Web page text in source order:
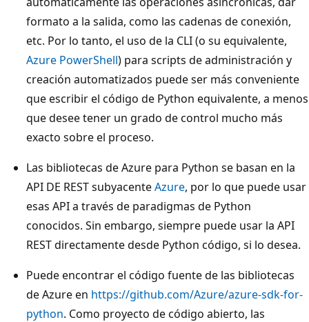
formato a la salida, como las cadenas de conexión,
etc. Por lo tanto, el uso de la CLI (o su equivalente,
Azure PowerShell) para scripts de administración y
creación automatizados puede ser más conveniente
que escribir el código de Python equivalente, a menos
que desee tener un grado de control mucho más
exacto sobre el proceso.
Las bibliotecas de Azure para Python se basan en la
API DE REST subyacenteAzure, por lo que puede usar
esas API a través de paradigmas de Python
conocidos. Sin embargo, siempre puede usar la API
REST directamente desde Python código, si lo desea.
Puede encontrar el código fuente de las bibliotecas
de Azure en https://github.com/Azure/azure-sdk-for-
python. Como proyecto de código abierto, las